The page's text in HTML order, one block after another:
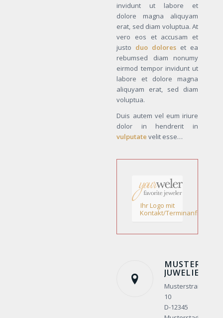
invidunt ut labore et
dolore magna aliquyam
erat, sed diam voluptua. At
vero eos et accusam et
justo duo dolores et ea
rebumsed diam nonumy
eirmod tempor invidunt ut
labore et dolore magna
aliquyam erat, sed diam
voluptua.
Duis autem vel eum iriure
dolor in hendrerit in
vulputate velit esse…
Ihr Logo mit
Kontakt/Terminanfrage!
MUSTER
JUWELIER
Musterstraße
10
D-12345